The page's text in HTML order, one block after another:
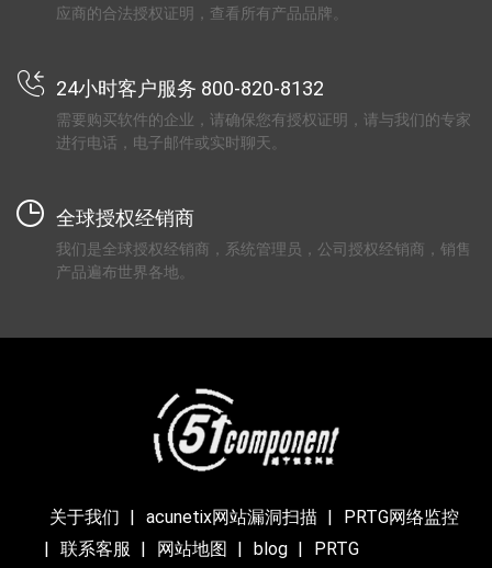
应商的合法授权证明，查看所有产品品牌。
24小时客户服务 800-820-8132
需要购买软件的企业，请确保您有授权证明，请与我们的专家
进行电话，电子邮件或实时聊天。
全球授权经销商
我们是全球授权经销商，系统管理员，公司授权经销商，销售
产品遍布世界各地。
关于我们 acunetix网站漏洞扫描
PRTG网络监控
联系客服
网站地图 blog PRTG